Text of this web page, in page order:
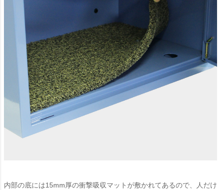
内部の底には15mm厚の衝撃吸収マットが敷かれてあるので、人だけ